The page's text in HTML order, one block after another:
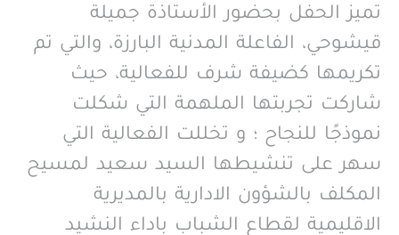
تميز الحفل بحضور الأستاذة جميلة
قيشوحي، الفاعلة المدنية البارزة، والتي تم
تكريمها كضيفة شرف للفعالية، حيث
شاركت تجربتها الملهمة التي شكلت
نموذجًا للنجاح ؛ و تخللت الفعالية التي
سهر على تنشيطها السيد سعيد لمسيح
المكلف بالشؤون الادارية بالمديرية
الاقليمية لقطاع الشباب باداء النشيد